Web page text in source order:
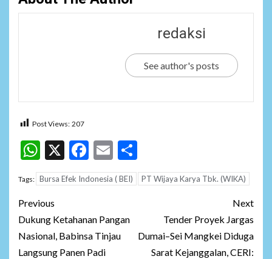
redaksi
See author's posts
Post Views: 207
WhatsApp
X Facebook
Email
Tags: Bursa Efek Indonesia ( BEI) PT Wijaya Karya Tbk. (WIKA)
Post
navigation
Previous
Dukung Ketahanan Pangan
Nasional, Babinsa Tinjau
Langsung Panen Padi
Next
Tender Proyek Jargas
Dumai–Sei Mangkei Diduga
Sarat Kejanggalan, CERI: